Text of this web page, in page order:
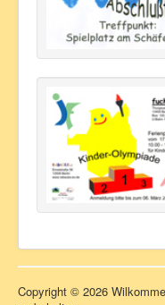
Copyright © 2026